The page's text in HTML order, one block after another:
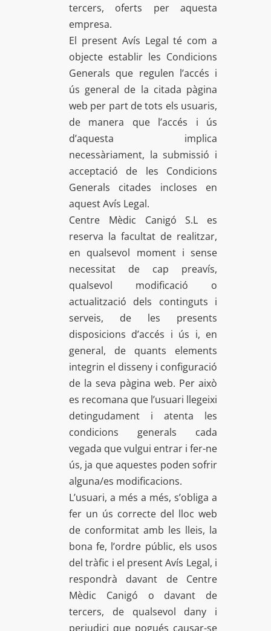
tercers, oferts per aquesta
empresa.
El present Avís Legal té com a
objecte establir les Condicions
Generals que regulen l’accés i
ús general de la citada pàgina
web per part de tots els usuaris,
de manera que l’accés i ús
d’aquesta implica
necessàriament, la submissió i
acceptació de les Condicions
Generals citades incloses en
aquest Avís Legal.
Centre Mèdic Canigó S.L es
reserva la facultat de realitzar,
en qualsevol moment i sense
necessitat de cap preavís,
qualsevol modificació o
actualització dels continguts i
serveis, de les presents
disposicions d’accés i ús i, en
general, de quants elements
integrin el disseny i configuració
de la seva pàgina web. Per això
es recomana que l’usuari llegeixi
detingudament i atenta les
condicions generals cada
vegada que vulgui entrar i fer-ne
ús, ja que aquestes poden sofrir
alguna/es modificacions.
L’usuari, a més a més, s’obliga a
fer un ús correcte del lloc web
de conformitat amb les lleis, la
bona fe, l’ordre públic, els usos
del tràfic i el present Avís Legal, i
respondrà davant de Centre
Mèdic Canigó o davant de
tercers, de qualsevol dany i
perjudici que pogués causar-se